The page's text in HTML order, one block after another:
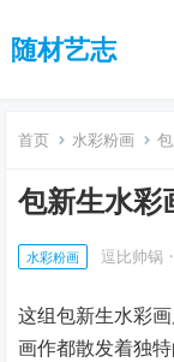
随材艺志
首页 水彩粉画
包新生水彩
水彩粉画 逗比帅锅 ·
这组包新生水彩
画作都散发着独